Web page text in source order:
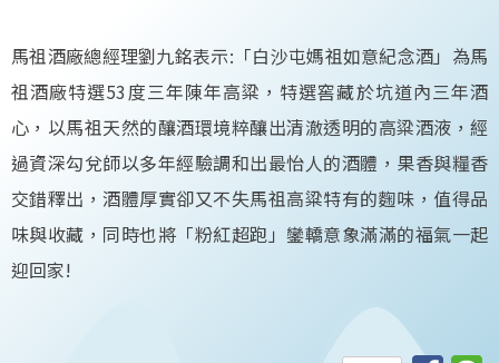
馬祖酒廠總經理劉九銘表示:「白沙屯媽祖如意紀念酒」為馬
祖酒廠特選53度三年陳年高粱，特選窖藏於坑道內三年酒
心，以馬祖天然的釀酒環境粹釀出清澈透明的高粱酒液，經
過資深勾兌師以多年經驗調和出最怡人的酒體，果香與糧香
交錯釋出，酒體厚實卻又不失馬祖高粱特有的麴味，值得品
味與收藏，同時也將「粉紅超跑」鑾轎意象滿滿的福氣一起
迎回家!